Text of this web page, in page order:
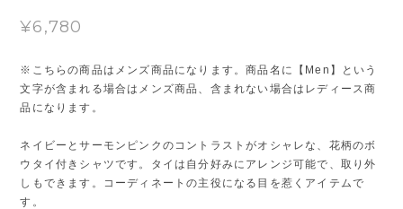
¥6,780
※こちらの商品はメンズ商品になります。商品名に【Men】という
文字が含まれる場合はメンズ商品、含まれない場合はレディース商
品になります。
ネイビーとサーモンピンクのコントラストがオシャレな、花柄のボ
ウタイ付きシャツです。タイは自分好みにアレンジ可能で、取り外
しもできます。コーディネートの主役になる目を惹くアイテムで
す。